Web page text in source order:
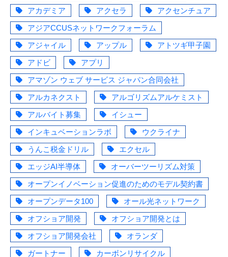
アカデミア
アクセラ
アクセンチュア
アジアCCUSネットワークフォーラム
アジャイル
アップル
アトツギ甲子園
アドビ
アプリ
アマゾン ウェブ サービス ジャパン合同会社
アルカネクスト
アルゴリズムアルケミスト
アルバイト募集
イシュー
インキュベーションラボ
ウクライナ
うんこ税金ドリル
エクセル
エッジAI半導体
オーバーツーリズム対策
オープンイノベーション促進のためのモデル契約書
オープンデータ100
オール光ネットワーク
オフショア開発
オフショア開発とは
オフショア開発会社
オランダ
ガートナー
カーボンリサイクル